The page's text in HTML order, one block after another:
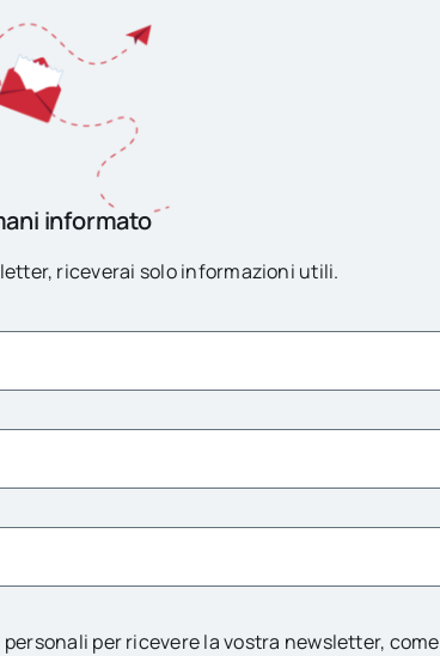
informato
riceverai solo informazioni utili.
per ricevere la vostra newsletter, come